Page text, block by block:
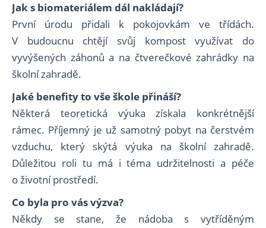
Jak s biomateriálem dál nakládají?
První úrodu přidali k pokojovkám ve třídách.
V budoucnu chtějí svůj kompost využívat do
vyvýšených záhonů a na čtverečkové zahrádky na
školní zahradě.
Jaké benefity to vše škole přináší?
Některá teoretická výuka získala konkrétnější
rámec. Příjemný je už samotný pobyt na čerstvém
vzduchu, který skýtá výuka na školní zahradě.
Důležitou roli tu má i téma udržitelnosti a péče
o životní prostředí.
Co byla pro vás výzva?
Někdy se stane, že nádoba s vytříděným